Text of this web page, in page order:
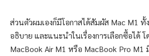
ส่วนตัวผมเองก็มีโอกาสได้สัมผัส Mac M1
อธิบาย และแนะนำในเรื่องการเลือกซื้อได้
MacBook Air M1 หรือ MacBook Pro M1